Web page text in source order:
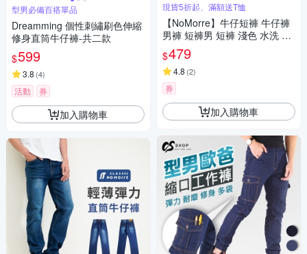
型男必備百搭單品
Dreamming 個性刺繡刷色伸縮
修身直筒牛仔褲-共二款
$599
3.8 (4)
活動 券
加入購物車
現貨5折起、滿額送T恤
【NoMorre】牛仔短褲 牛仔褲
男褲 短褲男 短褲 淺色 水洗 破
壞 磨破 水泥灰 M-3L 台灣現貨
#8036
$479
4.8 (2)
券
加入購物車